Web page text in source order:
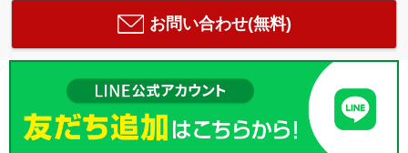
お問い合わせ(無料)